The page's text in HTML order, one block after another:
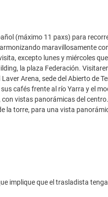
(máximo 11 paxs) para
maravillosamente
excepto lunes y miércoles
la plaza Federación.
Arena, sede del Abierto de
cafés frente al río Yarra y el
con vistas panorámicas del centro.
la torre, para una vista
implique que el trasladista